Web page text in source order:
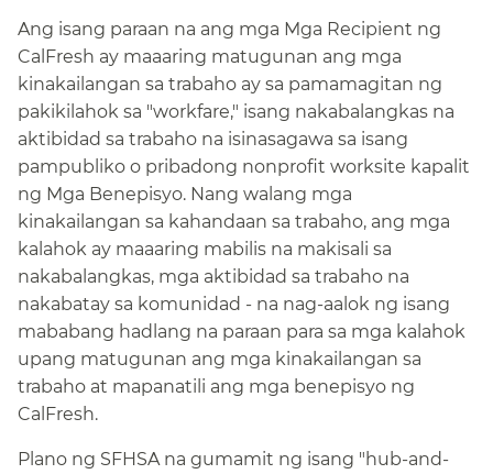
Ang isang paraan na ang mga Mga Recipient ng
CalFresh ay maaaring matugunan ang mga
kinakailangan sa trabaho ay sa pamamagitan ng
pakikilahok sa "workfare," isang nakabalangkas na
aktibidad sa trabaho na isinasagawa sa isang
pampubliko o pribadong nonprofit worksite kapalit
ng Mga Benepisyo. Nang walang mga
kinakailangan sa kahandaan sa trabaho, ang mga
kalahok ay maaaring mabilis na makisali sa
nakabalangkas, mga aktibidad sa trabaho na
nakabatay sa komunidad - na nag-aalok ng isang
mababang hadlang na paraan para sa mga kalahok
upang matugunan ang mga kinakailangan sa
trabaho at mapanatili ang mga benepisyo ng
CalFresh.​​
Plano ng SFHSA na gumamit ng isang "hub-and-